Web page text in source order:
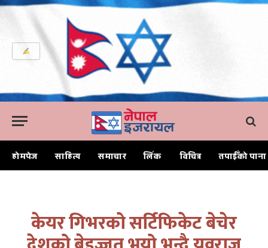
होमपेज साहित्य समाचार लिंक विचित्र तपाईँको पाना
केयर गिभरको सर्टिफिकेट बेचेर